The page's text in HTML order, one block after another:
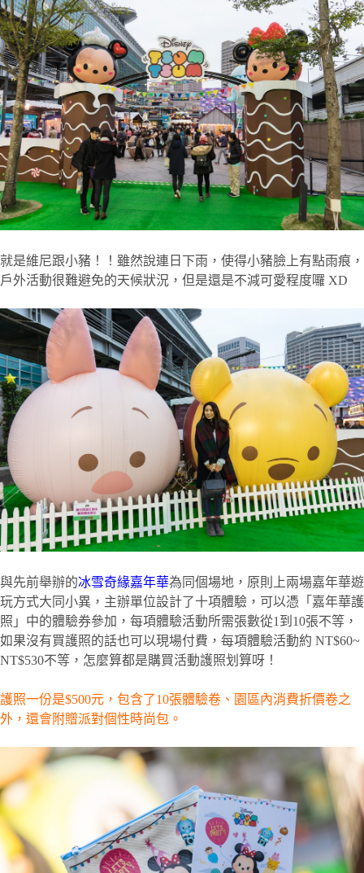
就是維尼跟小豬！！雖然說連日下雨，使得小豬臉上有點雨痕，
戶外活動很難避免的天候狀況，但是還是不減可愛程度囉 XD
與先前舉辦的冰雪奇緣嘉年華為同個場地，原則上兩場嘉年華遊
玩方式大同小異，主辦單位設計了十項體驗，可以憑「嘉年華護
照」中的體驗券參加，每項體驗活動所需張數從1到10張不等，
如果沒有買護照的話也可以現場付費，每項體驗活動約 NT$60~
NT$530不等，怎麼算都是購買活動護照划算呀！
護照一份是$500元，包含了10張體驗卷、園區內消費折價卷之
外，還會附贈派對個性時尚包。